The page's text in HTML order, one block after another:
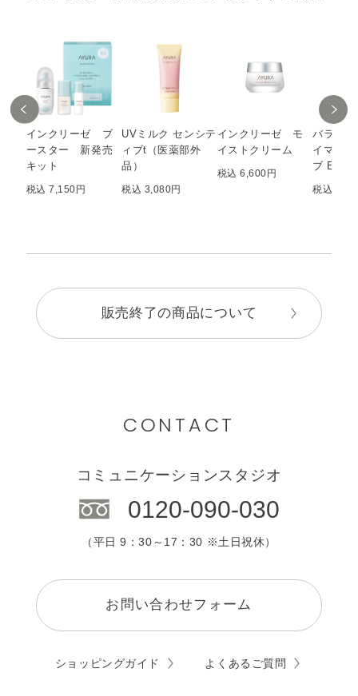
インクリーゼ ブ
ースター 新発売
キット
税込 7,150円
UVミルク センシテ
ィブt（医薬部外
品）
税込 3,080円
インクリーゼ モ
イストクリーム
税込 6,600円
バラン
イマー
ブ EX (
税込
販売終了の商品について
CONTACT
コミュニケーションスタジオ
0120-090-030
（平日 9：30～17：30 ※土日祝休）
お問い合わせフォーム
ショッピングガイド よくあるご質問